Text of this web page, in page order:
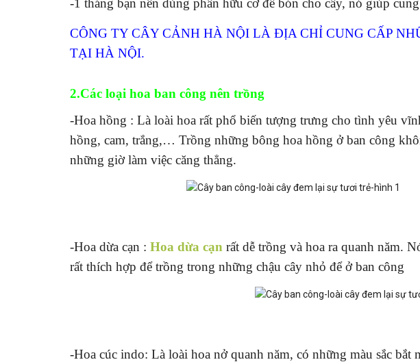
-1 tháng bạn nên dùng phân hữu cơ để bón cho cây, nó giúp
CÔNG TY CÂY CẢNH HÀ NỘI LÀ ĐỊA CHỈ CUNG CẤP
TẠI HÀ NỘI.
2.Các loại hoa ban công nên trồng
-Hoa hồng : Là loài hoa rất phổ biến tượng trưng cho tình yêu
hồng, cam, trắng,… Trồng những bông hoa hồng ở ban công
những giờ làm việc căng thẳng.
-Hoa dừa cạn : Hoa dừa cạn rất dễ trồng và hoa ra quanh năm.
rất thích hợp để trồng trong những chậu cây nhỏ để ở ban công
-Hoa cúc indo: Là loài hoa nở quanh năm, có những màu sắc